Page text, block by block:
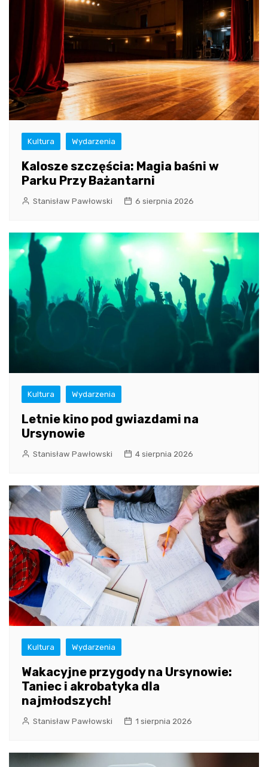
Kultura Wydarzenia
Kalosze szczęścia: Magia baśni w
Parku Przy Bażantarni
Stanisław Pawłowski 6 sierpnia 2026
Kultura Wydarzenia
Letnie kino pod gwiazdami na
Ursynowie
Stanisław Pawłowski 4 sierpnia 2026
Kultura Wydarzenia
Wakacyjne przygody na Ursynowie:
Taniec i akrobatyka dla
najmłodszych!
Stanisław Pawłowski 1 sierpnia 2026